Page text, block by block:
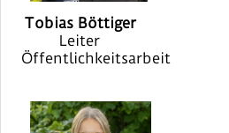
Tobias Böttiger
Leiter
Öffentlichkeitsarbeit